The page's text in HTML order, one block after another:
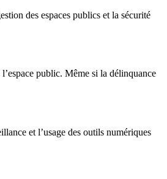
des espaces publics et la sécurité
public. Même si la délinquance
et l’usage des outils numériques